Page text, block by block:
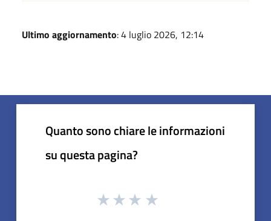
Ultimo aggiornamento: 4 luglio 2026, 12:14
Quanto sono chiare le informazioni
su questa pagina?